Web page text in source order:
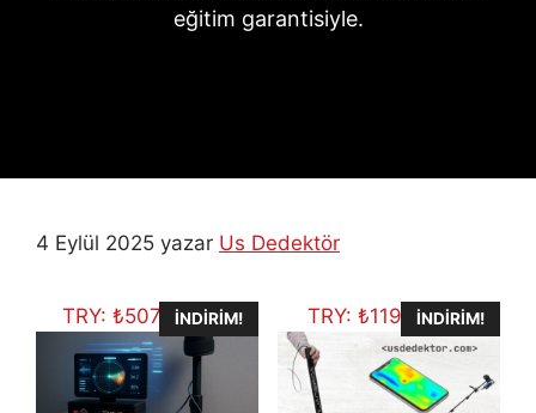
eğitim garantisiyle.
4 Eylül 2025 yazar Us Dedektör
TRY:₺507.704,75
İNDIRIM! TRY: ₺119.434,11
İNDIRIM!